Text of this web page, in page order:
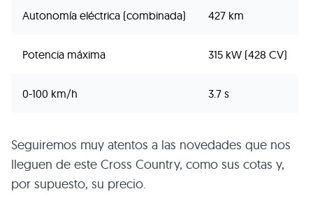
Autonomía eléctrica (combinada) 427 km
Potencia máxima 315 kW (428 CV)
0-100 km/h 3.7 s
Seguiremos muy atentos a las novedades que nos
lleguen de este Cross Country, como sus cotas y,
por supuesto, su precio.